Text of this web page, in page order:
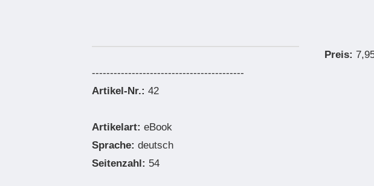
Preis:
------------------------------------------
Artikel-Nr.: 42
Artikelart: eBook
Sprache: deutsch
Seitenzahl: 54